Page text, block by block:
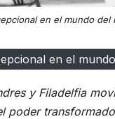
en el mundo del
en el
y Filadelfia
poder